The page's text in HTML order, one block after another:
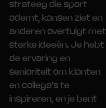
strateeg die sport
ademt, kansen ziet en
anderen overtuigt met
sterke ideeën. Je hebt
de ervaring en
senioriteit om klanten
en collega’s te
inspireren, en je bent